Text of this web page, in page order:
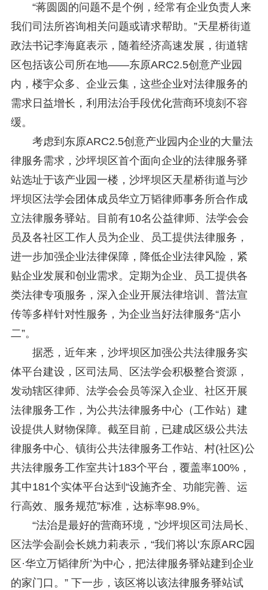
“蒋圆圆的问题不是个例，经常有企业负责人来
我们司法所咨询相关问题或请求帮助。”天星桥街道
政法书记李海庭表示，随着经济高速发展，街道辖
区包括该公司所在地——东原ARC2.5创意产业园
内，楼宇众多、企业云集，这些企业对法律服务的
需求日益增长，利用法治手段优化营商环境刻不容
缓。
考虑到东原ARC2.5创意产业园内企业的大量法
律服务需求，沙坪坝区首个面向企业的法律服务驿
站选址于该产业园一楼，沙坪坝区天星桥街道与沙
坪坝区法学会团体成员华立万韬律师事务所合作成
立法律服务驿站。目前有10名公益律师、法学会会
员及各社区工作人员为企业、员工提供法律服务，
进一步加强企业法律保障，降低企业法律风险，紧
贴企业发展和创业需求。定期为企业、员工提供各
类法律专项服务，深入企业开展法律培训、普法宣
传等多样针对性服务，为企业当好法律服务“店小
二”。
据悉，近年来，沙坪坝区加强公共法律服务实
体平台建设，区司法局、区法学会积极整合资源，
发动辖区律师、法学会会员等深入企业、社区开展
法律服务工作，为公共法律服务中心（工作站）建
设提供人财物保障。截至目前，已建成区级公共法
律服务中心、镇街公共法律服务工作站、村(社区)公
共法律服务工作室共计183个平台，覆盖率100%，
其中181个实体平台达到“设施齐全、功能完善、运
行高效、服务规范”标准，达标率98.9%。
“法治是最好的营商环境，”沙坪坝区司法局长、
区法学会副会长姚力莉表示，“我们将以‘东原ARC园
区·华立万韬律所’为中心，把法律服务驿站建到企业
的家门口。” 下一步，该区将以该法律服务驿站试